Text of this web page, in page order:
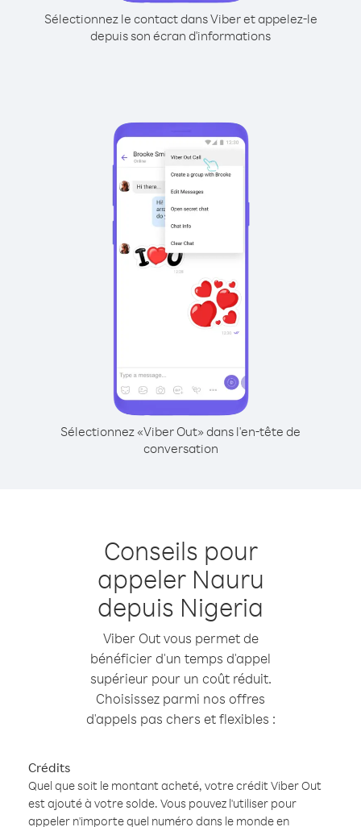
Sélectionnez le contact dans Viber et appelez-le
depuis son écran d'informations
Sélectionnez «Viber Out» dans l'en-tête de
conversation
Conseils pour
appeler Nauru
depuis Nigeria
Viber Out vous permet de
bénéficier d'un temps d'appel
supérieur pour un coût réduit.
Choisissez parmi nos offres
d'appels pas chers et flexibles :
Crédits
Quel que soit le montant acheté, votre crédit Viber Out
est ajouté à votre solde. Vous pouvez l'utiliser pour
appeler n'importe quel numéro dans le monde en